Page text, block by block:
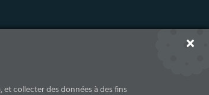
S'INSCRIRE
collecter des données à des fins